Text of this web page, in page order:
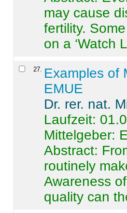
may cause
fertility.
on a ‘Watch
27. Examples of
EMUE
Dr. rer. nat.
Laufzeit:
Mittelgeber:
Abstract:
routinely
Awareness
quality can